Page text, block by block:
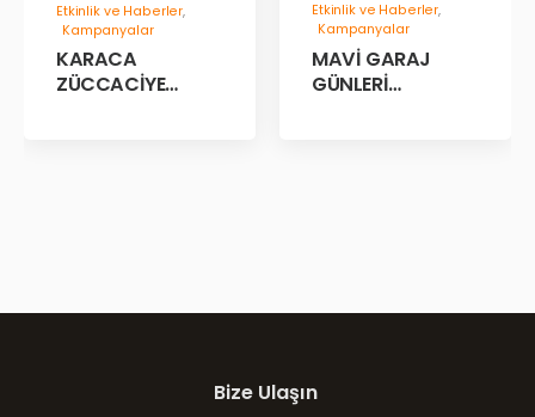
Etkinlik ve Haberler,
Kampanyalar
KARACA
ZÜCCACİYE
Etkinlik ve Haberler,
Kampanyalar
MAVİ GARAJ
GÜNLERİ
Bize Ulaşın